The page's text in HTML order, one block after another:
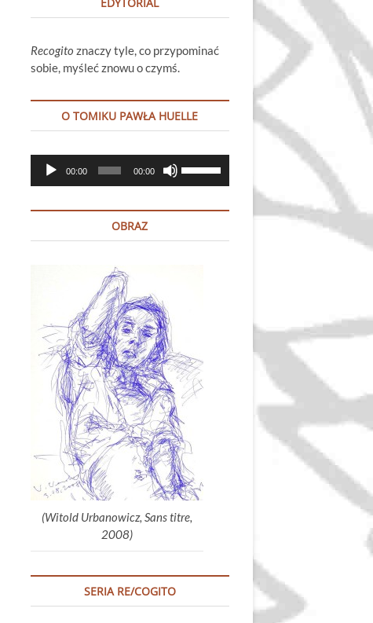
Recogito znaczy tyle, co przypominać
sobie, myśleć znowu o czymś.
O TOMIKU PAWŁA HUELLE
Odtwarzacz
plików
00:00 00:00
góry
głośność.
OBRAZ
(Witold Urbanowicz, Sans titre,
2008)
SERIA RE/COGITO